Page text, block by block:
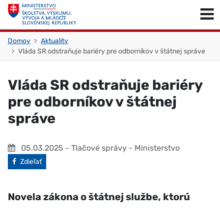
Skočiť na obsah
Domov
Aktuality
Vláda SR odstraňuje bariéry pre odborníkov v štátnej správe
Vláda SR odstraňuje bariéry
pre odborníkov v štátnej
správe
05.03.2025 - Tlačové správy - Ministerstvo
Facebook
Zdieľať
Novela zákona o štátnej službe, ktorú
Skočiť na začiatok stránky